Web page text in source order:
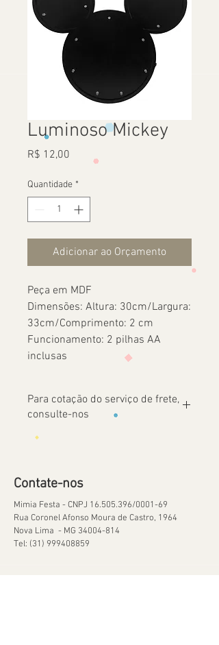
Luminoso Mickey
R$ 12,00
Quantidade *
Adicionar ao Orçamento
Peça em MDF
Dimensões: Altura: 30cm/Largura:
33cm/Comprimento: 2 cm
Funcionamento: 2 pilhas AA
inclusas
Para cotação do serviço de frete,
consulte-nos
Contate-nos
Mimia Festa - CNPJ 16.505.396/0001-69
Rua Coronel Afonso Moura de Castro, 1964
Nova Lima - MG 34004-814
Tel: (31) 999408859